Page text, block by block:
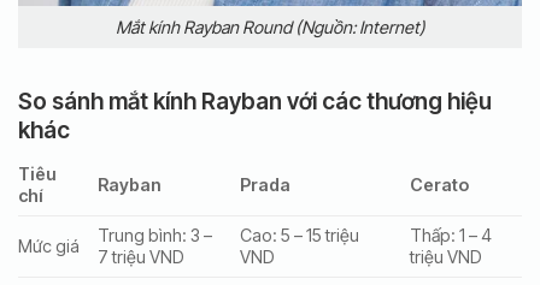
Mắt kính Rayban Round (Nguồn: Internet)
So sánh mắt kính Rayban với các thương hiệu
khác
Tiêu
chí
Rayban Prada Cerato
Mức giá
Trung bình: 3 –
7 triệu VND
Cao: 5 – 15 triệu
VND
Thấp: 1 – 4
triệu VND